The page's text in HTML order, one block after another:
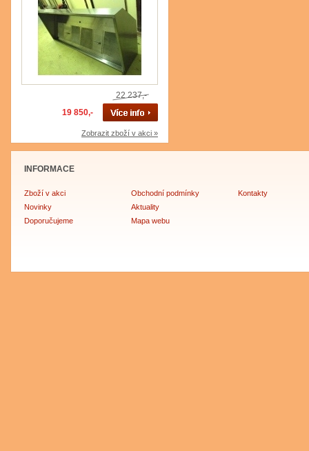
22 237,-
19 850,-
Zobrazit zboží v akci »
INFORMACE
Zboží v akci
Novinky
Doporučujeme
Obchodní podmínky
Aktuality
Mapa webu
Kontakty